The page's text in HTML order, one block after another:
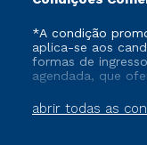
abrir todas as
*A condição
aplica-se aos
formas de
agendada, que
que ainda não
cancelado ou